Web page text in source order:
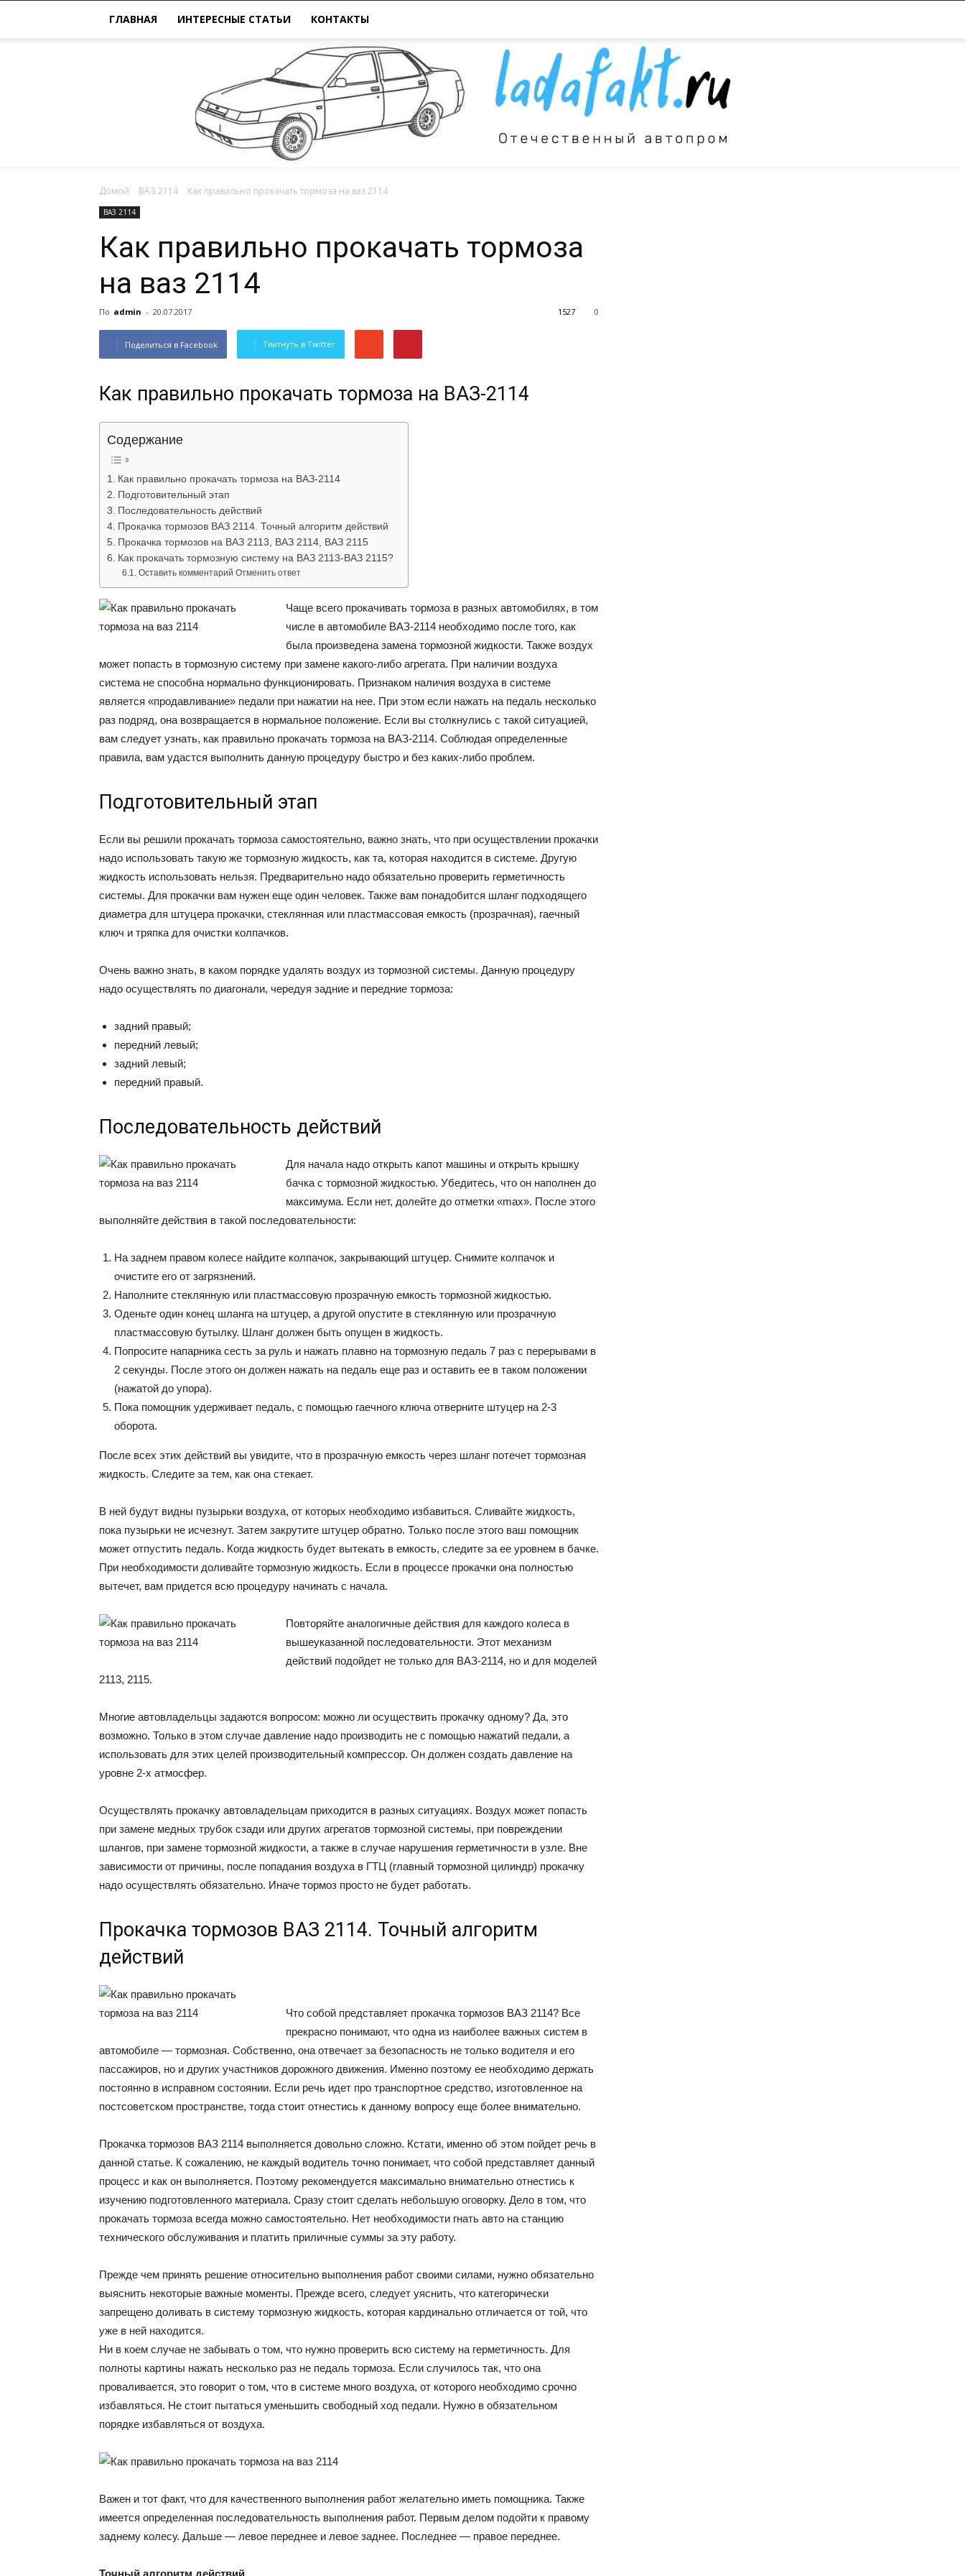
ГЛАВНАЯ ИНТЕРЕСНЫЕ СТАТЬИ КОНТАКТЫ
ВАЗ
Домой ВАЗ 2114 Как правильно прокачать тормоза на ваз 2114
ВАЗ 2114
Как правильно прокачать тормоза
на ваз 2114
По admin - 20.07.2017 0
1527
Поделиться в Facebook Твитнуть в Twitter
Как правильно прокачать тормоза на ВАЗ-2114
Содержание
Как правильно прокачать тормоза на ВАЗ-2114
Подготовительный этап
Последовательность действий
Прокачка тормозов ВАЗ 2114. Точный алгоритм действий
Прокачка тормозов на ВАЗ 2113, ВАЗ 2114, ВАЗ 2115
Как прокачать тормозную систему на ВАЗ 2113-ВАЗ 2115?
Оставить комментарий Отменить ответ
Чаще всего прокачивать тормоза в разных автомобилях, в том
числе в автомобиле ВАЗ-2114 необходимо после того, как
была произведена замена тормозной жидкости. Также воздух
может попасть в тормозную систему при замене какого-либо агрегата. При наличии воздуха
система не способна нормально функционировать. Признаком наличия воздуха в системе
является «продавливание» педали при нажатии на нее. При этом если нажать на педаль несколько
раз подряд, она возвращается в нормальное положение. Если вы столкнулись с такой ситуацией,
вам следует узнать, как правильно прокачать тормоза на ВАЗ-2114. Соблюдая определенные
правила, вам удастся выполнить данную процедуру быстро и без каких-либо проблем.
Подготовительный этап
Если вы решили прокачать тормоза самостоятельно, важно знать, что при осуществлении прокачки
надо использовать такую же тормозную жидкость, как та, которая находится в системе. Другую
жидкость использовать нельзя. Предварительно надо обязательно проверить герметичность
системы. Для прокачки вам нужен еще один человек. Также вам понадобится шланг подходящего
диаметра для штуцера прокачки, стеклянная или пластмассовая емкость (прозрачная), гаечный
ключ и тряпка для очистки колпачков.
Очень важно знать, в каком порядке удалять воздух из тормозной системы. Данную процедуру
надо осуществлять по диагонали, чередуя задние и передние тормоза:
задний правый;
передний левый;
задний левый;
передний правый.
Последовательность действий
Для начала надо открыть капот машины и открыть крышку
бачка с тормозной жидкостью. Убедитесь, что он наполнен до
максимума. Если нет, долейте до отметки «max». После этого
выполняйте действия в такой последовательности:
На заднем правом колесе найдите колпачок, закрывающий штуцер. Снимите колпачок и
очистите его от загрязнений.
Наполните стеклянную или пластмассовую прозрачную емкость тормозной жидкостью.
Оденьте один конец шланга на штуцер, а другой опустите в стеклянную или прозрачную
пластмассовую бутылку. Шланг должен быть опущен в жидкость.
Попросите напарника сесть за руль и нажать плавно на тормозную педаль 7 раз с перерывами в
2 секунды. После этого он должен нажать на педаль еще раз и оставить ее в таком положении
(нажатой до упора).
Пока помощник удерживает педаль, с помощью гаечного ключа отверните штуцер на 2-3
оборота.
После всех этих действий вы увидите, что в прозрачную емкость через шланг потечет тормозная
жидкость. Следите за тем, как она стекает.
В ней будут видны пузырьки воздуха, от которых необходимо избавиться. Сливайте жидкость,
пока пузырьки не исчезнут. Затем закрутите штуцер обратно. Только после этого ваш помощник
может отпустить педаль. Когда жидкость будет вытекать в емкость, следите за ее уровнем в бачке.
При необходимости доливайте тормозную жидкость. Если в процессе прокачки она полностью
вытечет, вам придется всю процедуру начинать с начала.
Повторяйте аналогичные действия для каждого колеса в
вышеуказанной последовательности. Этот механизм
действий подойдет не только для ВАЗ-2114, но и для моделей
2113, 2115.
Многие автовладельцы задаются вопросом: можно ли осуществить прокачку одному? Да, это
возможно. Только в этом случае давление надо производить не с помощью нажатий педали, а
использовать для этих целей производительный компрессор. Он должен создать давление на
уровне 2-х атмосфер.
Осуществлять прокачку автовладельцам приходится в разных ситуациях. Воздух может попасть
при замене медных трубок сзади или других агрегатов тормозной системы, при повреждении
шлангов, при замене тормозной жидкости, а также в случае нарушения герметичности в узле. Вне
зависимости от причины, после попадания воздуха в ГТЦ (главный тормозной цилиндр) прокачку
надо осуществлять обязательно. Иначе тормоз просто не будет работать.
Прокачка тормозов ВАЗ 2114. Точный алгоритм
действий
Что собой представляет прокачка тормозов ВАЗ 2114? Все
прекрасно понимают, что одна из наиболее важных систем в
автомобиле — тормозная. Собственно, она отвечает за безопасность не только водителя и его
пассажиров, но и других участников дорожного движения. Именно поэтому ее необходимо держать
постоянно в исправном состоянии. Если речь идет про транспортное средство, изготовленное на
постсоветском пространстве, тогда стоит отнестись к данному вопросу еще более внимательно.
Прокачка тормозов ВАЗ 2114 выполняется довольно сложно. Кстати, именно об этом пойдет речь в
данной статье. К сожалению, не каждый водитель точно понимает, что собой представляет данный
процесс и как он выполняется. Поэтому рекомендуется максимально внимательно отнестись к
изучению подготовленного материала. Сразу стоит сделать небольшую оговорку. Дело в том, что
прокачать тормоза всегда можно самостоятельно. Нет необходимости гнать авто на станцию
технического обслуживания и платить приличные суммы за эту работу.
Прежде чем принять решение относительно выполнения работ своими силами, нужно обязательно
выяснить некоторые важные моменты. Прежде всего, следует уяснить, что категорически
запрещено доливать в систему тормозную жидкость, которая кардинально отличается от той, что
уже в ней находится.
Ни в коем случае не забывать о том, что нужно проверить всю систему на герметичность. Для
полноты картины нажать несколько раз не педаль тормоза. Если случилось так, что она
проваливается, это говорит о том, что в системе много воздуха, от которого необходимо срочно
избавляться. Не стоит пытаться уменьшить свободный ход педали. Нужно в обязательном
порядке избавляться от воздуха.
Важен и тот факт, что для качественного выполнения работ желательно иметь помощника. Также
имеется определенная последовательность выполнения работ. Первым делом подойти к правому
заднему колесу. Дальше — левое переднее и левое заднее. Последнее — правое переднее.
Точный алгоритм действий